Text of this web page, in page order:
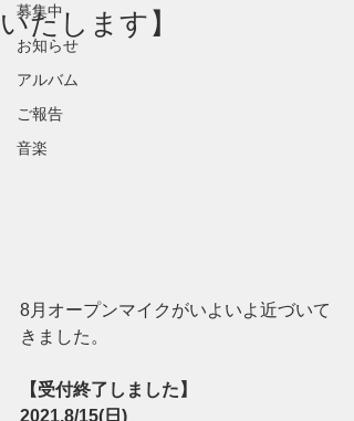
募集中
お知らせ
アルバム
ご報告
音楽
いたします】
8月オープンマイクがいよいよ近づいて
きました。
【受付終了しました】
2021.8/15(日)